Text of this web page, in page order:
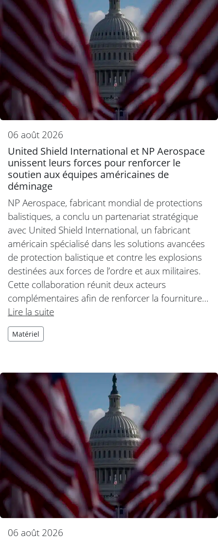
06 août 2026
United Shield International et NP Aerospace
unissent leurs forces pour renforcer le
soutien aux équipes américaines de
déminage
NP Aerospace, fabricant mondial de protections
balistiques, a conclu un partenariat stratégique
avec United Shield International, un fabricant
américain spécialisé dans les solutions avancées
de protection balistique et contre les explosions
destinées aux forces de l’ordre et aux militaires.
Cette collaboration réunit deux acteurs
complémentaires afin de renforcer la fourniture…
Lire la suite
Matériel
06 août 2026